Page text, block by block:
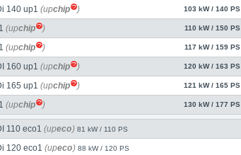
140 up1 (upchip ) 103 kW / 140 PS
(upchip ) 110 kW / 150 PS
(upchip ) 117 kW / 159 PS
160 up1 (upchip ) 120 kW / 163 PS
165 up1 (upchip ) 121 kW / 165 PS
(upchip ) 130 kW / 177 PS
110 eco1 (upeco) 81 kW / 110 PS
120 eco1 (upeco) 88 kW / 120 PS